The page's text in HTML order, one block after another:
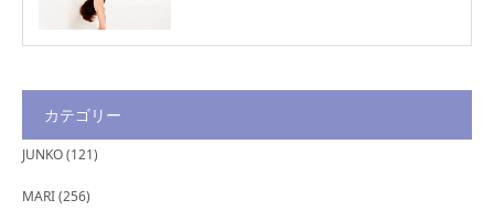
カテゴリー
JUNKO(121)
MARI(256)